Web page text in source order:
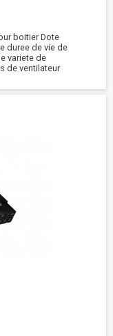
boitier Dote
duree de vie de
variete de
de ventilateur